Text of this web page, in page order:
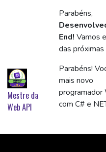
Parabéns,
End! Vamos
das
Mestre da
Web API
Parabéns!
mais novo
com C# e